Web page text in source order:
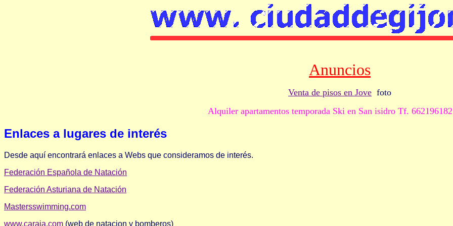
Anuncios
Venta de pisos en Jove foto
Alquiler apartamentos temporada Ski en San isidro Tf. 662196182
Enlaces a lugares de interés
Desde aquí encontrará enlaces a Webs que consideramos de interés.
Federación Española de Natación
Federación Asturiana de Natación
Mastersswimming.com
www.caraja.com (web de natacion y bomberos)